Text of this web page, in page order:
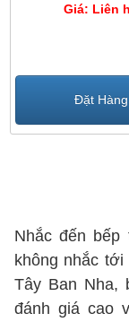
Giá: Liên
Đặt Hàng
Nhắc đến bếp từ nhập khẩu Châu Âu, không thể
không nhắc
Tây Ban Nha,
đánh giá cao